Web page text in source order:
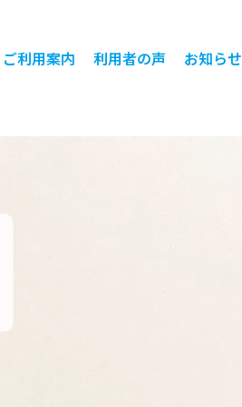
ご利用案内 利用者の声 お知らせ